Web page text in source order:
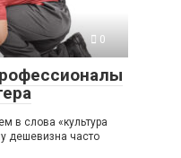
0
в слова «культура
дешевизна часто